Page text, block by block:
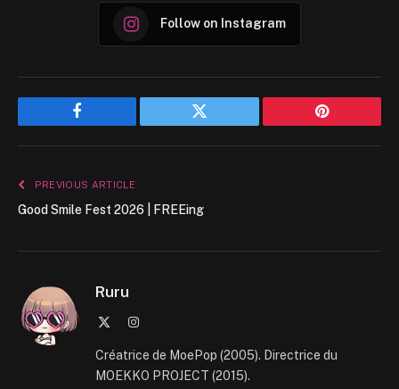
Follow on Instagram
Facebook Twitter Pinterest
PREVIOUS ARTICLE
Good Smile Fest 2026 | FREEing
Ruru
Instagram
Créatrice de MoePop (2005). Directrice du
MOEKKO PROJECT (2015).